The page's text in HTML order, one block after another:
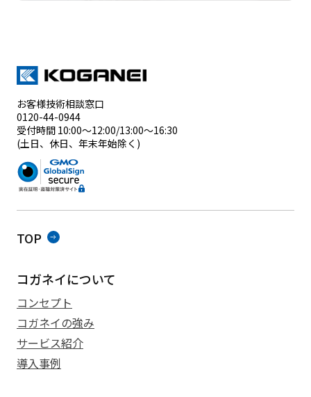
お客様技術相談窓口
0120-44-0944
受付時間 10:00～12:00/13:00～16:30
(土日、休日、年末年始除く)
TOP
コガネイについて
コンセプト
コガネイの強み
サービス紹介
導入事例